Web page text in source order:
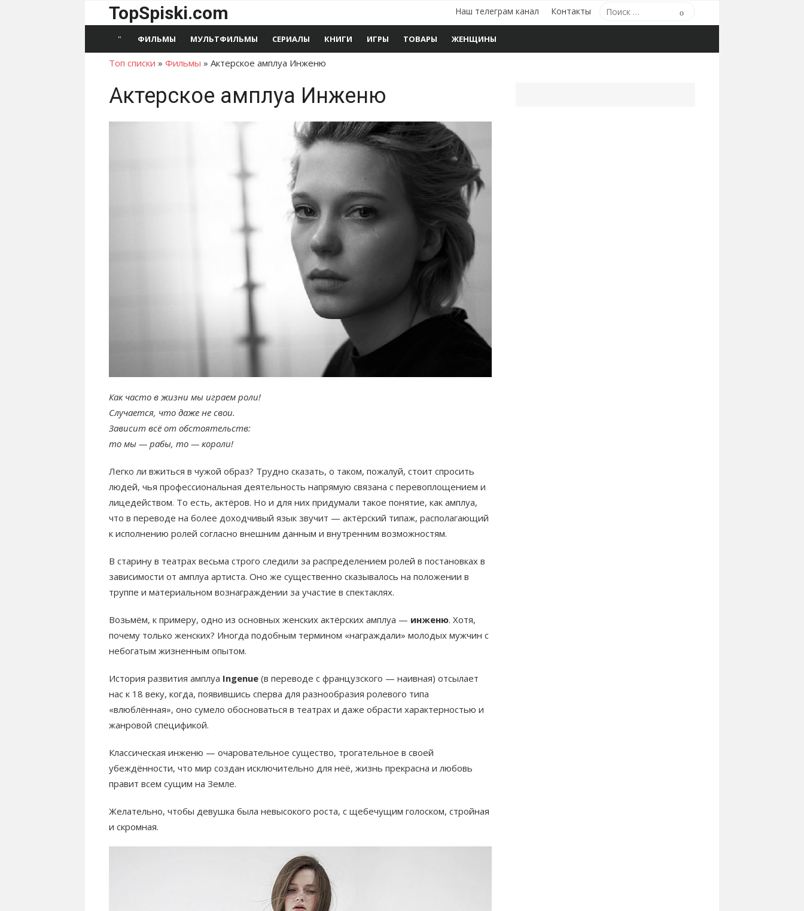
TopSpiski.com
Поиск
по:
Наш телеграм канал Контакты
ФИЛЬМЫ МУЛЬТФИЛЬМЫ СЕРИАЛЫ КНИГИ ИГРЫ ТОВАРЫ ЖЕНЩИНЫ
Топ списки » Фильмы » Актерское амплуа Инженю
Актерское амплуа Инженю
Как часто в жизни мы играем роли!
Случается, что даже не свои.
Зависит всё от обстоятельств:
то мы — рабы, то — короли!
Легко ли вжиться в чужой образ? Трудно сказать, о таком, пожалуй, стоит спросить
людей, чья профессиональная деятельность напрямую связана с перевоплощением и
лицедейством. То есть, актёров. Но и для них придумали такое понятие, как амплуа,
что в переводе на более доходчивый язык звучит — актёрский типаж, располагающий
к исполнению ролей согласно внешним данным и внутренним возможностям.
В старину в театрах весьма строго следили за распределением ролей в постановках в
зависимости от амплуа артиста. Оно же существенно сказывалось на положении в
труппе и материальном вознаграждении за участие в спектаклях.
Возьмём, к примеру, одно из основных женских актёрских амплуа — инженю. Хотя,
почему только женских? Иногда подобным термином «награждали» молодых мужчин с
небогатым жизненным опытом.
История развития амплуа Ingenue (в переводе с французского — наивная) отсылает
нас к 18 веку, когда, появившись сперва для разнообразия ролевого типа
«влюблённая», оно сумело обосноваться в театрах и даже обрасти характерностью и
жанровой спецификой.
Классическая инженю — очаровательное существо, трогательное в своей
убеждённости, что мир создан исключительно для неё, жизнь прекрасна и любовь
правит всем сущим на Земле.
Желательно, чтобы девушка была невысокого роста, с щебечущим голоском, стройная
и скромная.